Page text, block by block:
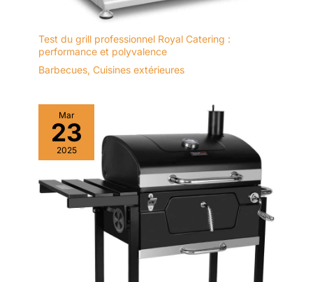
Test du grill professionnel Royal Catering :
performance et polyvalence
Barbecues, Cuisines extérieures
Mar
23
2025